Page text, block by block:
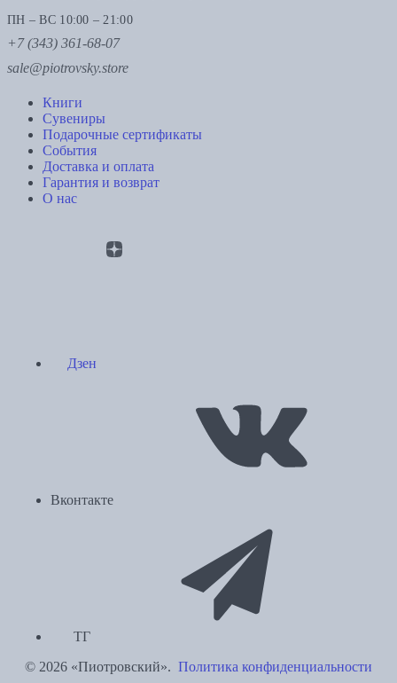
ПН – ВС 10:00 – 21:00
+7 (343) 361-68-07
sale@piotrovsky.store
Книги
Сувениры
Подарочные сертификаты
События
Доставка и оплата
Гарантия и возврат
О нас
Дзен
Вконтакте
ТГ
© 2026 «Пиотровский». Политика конфиденциальности